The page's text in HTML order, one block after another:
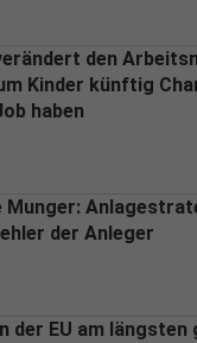
den
Kinder künftig
haben
Munger:
der Anleger
der EU am